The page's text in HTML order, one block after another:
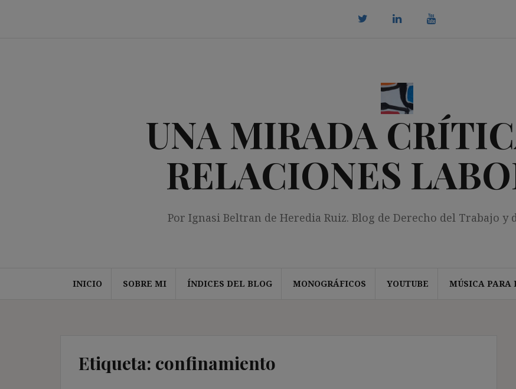
UNA MIRADA
RELACIONES
Por Ignasi Beltran de Heredia Ruiz. Blog de Derecho del Trabajo y
INICIO SOBRE MI ÍNDICES DEL BLOG MONOGRÁFICOS YOUTUBE MÚSICA PARA
Etiqueta: confinamiento